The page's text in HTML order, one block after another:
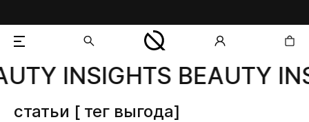
добавлен в корзину
INSIGHTS BEAUTY
статьи [ тег выгода]